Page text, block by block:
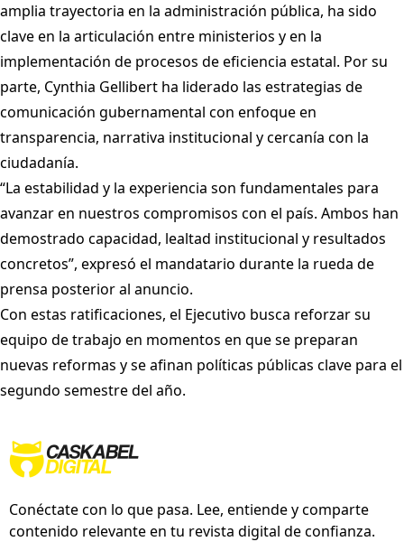
amplia trayectoria en la administración pública, ha sido
clave en la articulación entre ministerios y en la
implementación de procesos de eficiencia estatal. Por su
parte, Cynthia Gellibert ha liderado las estrategias de
comunicación gubernamental con enfoque en
transparencia, narrativa institucional y cercanía con la
ciudadanía.
“La estabilidad y la experiencia son fundamentales para
avanzar en nuestros compromisos con el país. Ambos han
demostrado capacidad, lealtad institucional y resultados
concretos”, expresó el mandatario durante la rueda de
prensa posterior al anuncio.
Con estas ratificaciones, el Ejecutivo busca reforzar su
equipo de trabajo en momentos en que se preparan
nuevas reformas y se afinan políticas públicas clave para el
segundo semestre del año.
Conéctate con lo que pasa. Lee, entiende y comparte
contenido relevante en tu revista digital de confianza.